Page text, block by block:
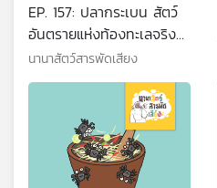
EP. 157: ปลากระเบน สัตว์
อันตรายแห่งท้องทะเลจริง
หรือ?
นานาสัตว์สารพัดเสียง